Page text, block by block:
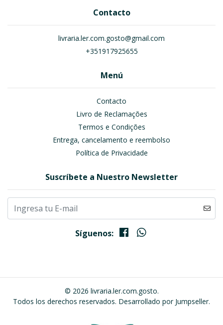
Contacto
livraria.ler.com.gosto@gmail.com
+351917925655
Menú
Contacto
Livro de Reclamações
Termos e Condições
Entrega, cancelamento e reembolso
Política de Privacidade
Suscríbete a Nuestro Newsletter
Síguenos:
© 2026 livraria.ler.com.gosto.
Todos los derechos reservados. Desarrollado por Jumpseller.